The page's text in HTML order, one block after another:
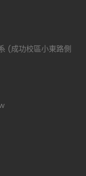
(成功校區小東路側